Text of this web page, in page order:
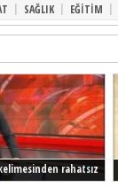
| SAĞLIK | EĞİTİM |
rahatsız